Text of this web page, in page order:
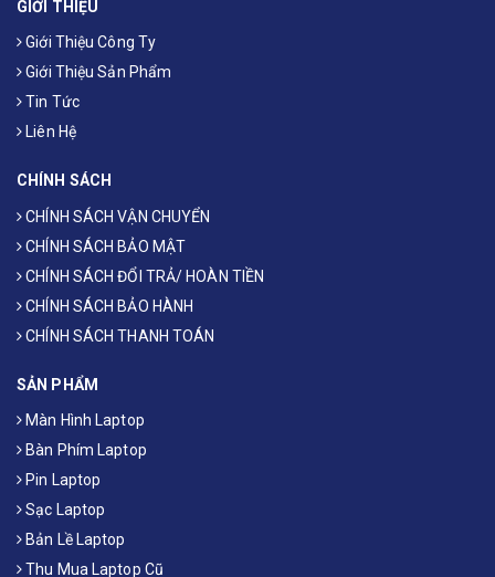
GIỚI THIỆU
Giới Thiệu Công Ty
Giới Thiệu Sản Phẩm
Tin Tức
Liên Hệ
CHÍNH SÁCH
CHÍNH SÁCH VẬN CHUYỂN
CHÍNH SÁCH BẢO MẬT
CHÍNH SÁCH ĐỔI TRẢ/ HOÀN TIỀN
CHÍNH SÁCH BẢO HÀNH
CHÍNH SÁCH THANH TOÁN
SẢN PHẨM
Màn Hình Laptop
Bàn Phím Laptop
Pin Laptop
Sạc Laptop
Bản Lề Laptop
Thu Mua Laptop Cũ